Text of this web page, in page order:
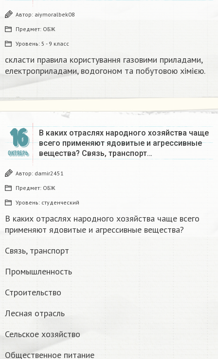
Автор: aiymoralbek08
Предмет: ОБЖ
Уровень: 5 - 9 класс
скласти правила користування газовими приладами,
електроприладами, водогоном та побутовою хімією.
16
ОКТЯБРЬ
В каких отраслях народного хозяйства чаще
всего применяют ядовитые и агрессивные
вещества? Связь, транспорт…
Автор: damir2451
Предмет: ОБЖ
Уровень: студенческий
В каких отраслях народного хозяйства чаще всего
применяют ядовитые и агрессивные вещества?
Связь, транспорт
Промышленность
Строительство
Лесная отрасль
Сельское хозяйство
Общественное питание